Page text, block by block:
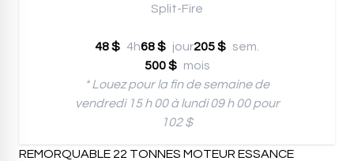
Split-Fire
48 $ 4h68 $ jour205 $ sem.
500 $ mois
* Louez pour la fin de semaine de
vendredi 15 h 00 à lundi 09 h 00 pour
102 $
REMORQUABLE 22 TONNES MOTEUR ESSANCE